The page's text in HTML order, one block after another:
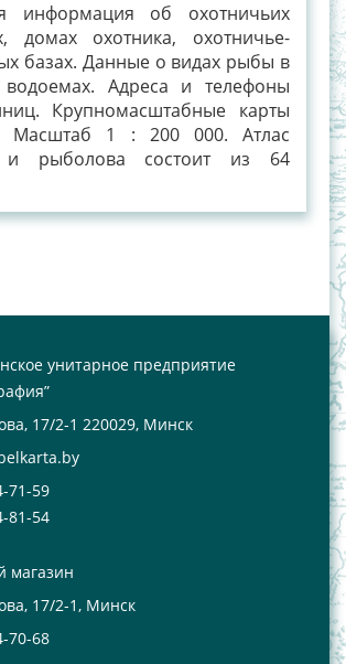
информация об охотничьих
домах охотника, охотничье-
базах. Данные о видах рыбы в
Адреса и телефоны
Крупномасштабные карты
Масштаб 1 : 200 000. Атлас
и рыболова состоит из 64
унитарное предприятие
17/2-1 220029, Минск
71-59
81-54
магазин
17/2-1, Минск
70-68